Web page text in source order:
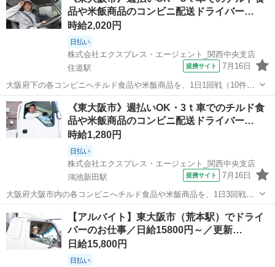
者...
品や米飯商品のコンビニ配送ドライバー…
時給2,020円
日払い
株式会社エクスプレス・エージェント_関西中央支店
住道駅
提携サイト 7月16日
大阪府下の各コンビニへチルド食品や米飯商品を、1日1回戦（10件
程）を配送します。★ ▼△ 日収例 △▼ 9,090円～12,100円 ▼△
月収例 △▼ 154,000円～218,000円 ☆応募後の流れ☆ 担当者：...
大阪 東大阪市 住道駅 ドライバー
《東大阪市》週払いOK・3ｔ車でのチルド食
品や米飯商品のコンビニ配送ドライバー…
時給1,280円
日払い
株式会社エクスプレス・エージェント_関西中央支店
鴻池新田駅
提携サイト 7月16日
大阪府大阪市内の各コンビニへチルド食品や米飯商品を、1日3回戦（1
回戦10件程）を配送します。★ ▼△ 日収例 △▼ 14,400円～16,300
円 ▼△ 月収例 △▼ 244,000円～293,000円 ☆応募後の流...
大阪 東大阪市 鴻池新田駅 ドライバー
【アルバイト】東大阪市（荒本駅）でドライ
バーのお仕事／日給15800円～／更新…
日給15,800円
日払い